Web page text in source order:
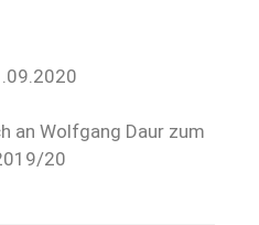
an Wolfgang Daur zum
20